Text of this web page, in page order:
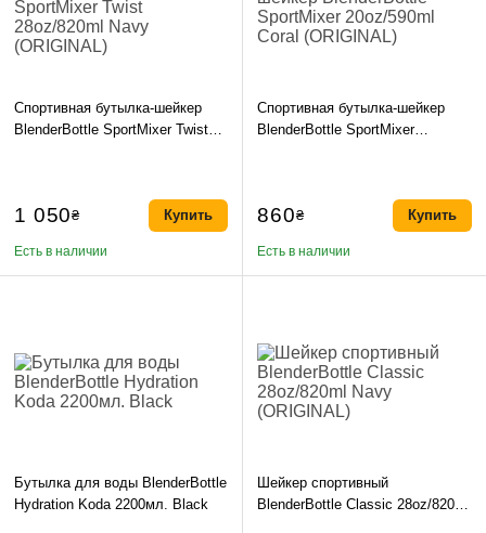
Спортивная бутылка-шейкер
BlenderBottle SportMixer Twist
1 050₴
Есть в наличии
Купить
Спортивная бутылка-шейкер
BlenderBottle SportMixer
860₴
Есть в наличии
Купить
Бутылка для воды BlenderBottle
Hydration Koda 2200мл. Black
Шейкер спортивный
BlenderBottle Classic 28oz/820ml